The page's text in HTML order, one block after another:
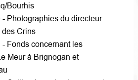
Bourhis
- Photographies du directeur
Crins
- Fonds concernant les
Meur à Brignogan et